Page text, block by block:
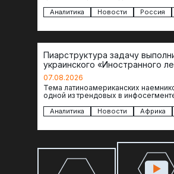
Аналитика Новости Россия
Пиарструктура задачу
украинского «Иностранного
07.08.2026
Тема латиноамериканских
одной из трендовых в
Аналитика Новости Африка